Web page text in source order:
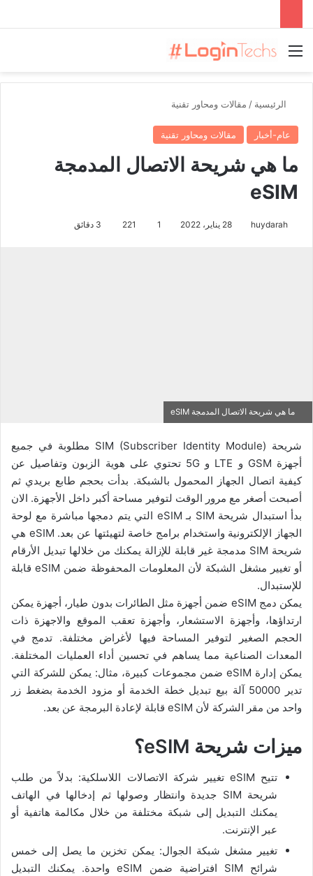
القائمة
الرئيسية / مقالات ومحاور تقنية
عام-أخبار مقالات ومحاور تقنية
ما هي شريحة الاتصال المدمجة
eSIM
huydarah 28 يناير، 2022 1
221
ما هي شريحة الاتصال المدمجة eSIM
شريحة SIM (Subscriber Identity Module) مطلوبة في جميع
أجهزة GSM و LTE و 5G تحتوي على هوية الزبون وتفاصيل عن
كيفية اتصال الجهاز المحمول بالشبكة. بدأت بحجم طابع بريدي ثم
أصبحت أصغر مع مرور الوقت لتوفير مساحة أكبر داخل الأجهزة. الان
بدأ استبدال شريحة SIM بـ eSIM التي يتم دمجها مباشرة مع لوحة
الجهاز الإلكترونية واستخدام برامج خاصة لتهيئتها عن بعد. eSIM هي
شريحة SIM مدمجة غير قابلة للإزالة يمكنك من خلالها تبديل الأرقام
أو تغيير مشغل الشبكة لأن المعلومات المحفوظة ضمن eSIM قابلة
للإستبدال.
يمكن دمج eSIM ضمن أجهزة مثل الطائرات بدون طيار، أجهزة يمكن
ارتداؤها، وأجهزة الاستشعار، وأجهزة تعقب الموقع والاجهزة ذات
الحجم الصغير لتوفير المساحة فيها لأغراض مختلفة. تدمج في
المعدات الصناعية مما يساهم في تحسين أداء العمليات المختلفة.
يمكن إدارة eSIM ضمن مجموعات كبيرة، مثال: يمكن للشركة التي
تدير 50000 آلة بيع تبديل خطة الخدمة أو مزود الخدمة بضغط زر
واحد من مقر الشركة لأن eSIM قابلة لإعادة البرمجة عن بعد.
ميزات شريحة eSIM؟
تتيح eSIM تغيير شركة الاتصالات اللاسلكية: بدلاً من طلب
شريحة SIM جديدة وانتظار وصولها ثم إدخالها في الهاتف
يمكنك التبديل إلى شبكة مختلفة من خلال مكالمة هاتفية أو
عبر الإنترنت.
تغيير مشغل شبكة الجوال: يمكن تخزين ما يصل إلى خمس
شرائح SIM افتراضية ضمن eSIM واحدة. يمكنك التبديل